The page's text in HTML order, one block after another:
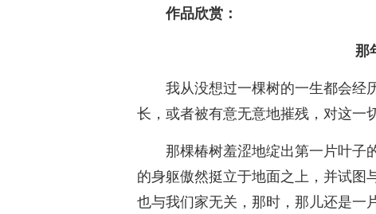
作品欣赏：
那
我从没想过一棵树的一生都会经
长，或者被有意无意地摧残，对这一
那棵椿树羞涩地绽出第一片叶子
的身躯傲然挺立于地面之上，并试图
也与我们家无关，那时，那儿还是一